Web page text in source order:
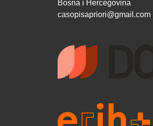
Bosna i Hercegovina
casopisapriori@gmail.com